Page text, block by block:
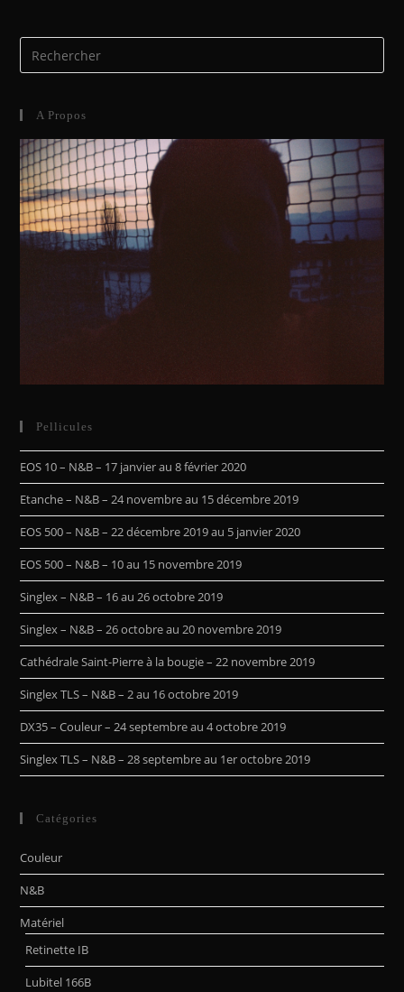
A Propos
Pellicules
EOS 10 – N&B – 17 janvier au 8 février 2020
Etanche – N&B – 24 novembre au 15 décembre 2019
EOS 500 – N&B – 22 décembre 2019 au 5 janvier 2020
EOS 500 – N&B – 10 au 15 novembre 2019
Singlex – N&B – 16 au 26 octobre 2019
Singlex – N&B – 26 octobre au 20 novembre 2019
Cathédrale Saint-Pierre à la bougie – 22 novembre 2019
Singlex TLS – N&B – 2 au 16 octobre 2019
DX35 – Couleur – 24 septembre au 4 octobre 2019
Singlex TLS – N&B – 28 septembre au 1er octobre 2019
Catégories
Couleur
N&B
Matériel
Retinette IB
Lubitel 166B